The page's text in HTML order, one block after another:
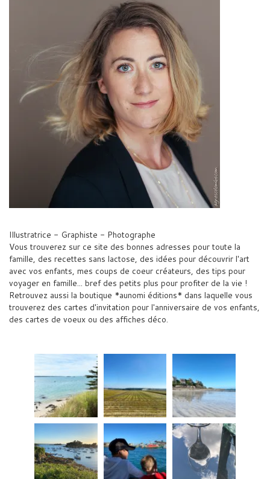
Illustratrice - Graphiste - Photographe
Vous trouverez sur ce site des bonnes adresses pour toute la
famille, des recettes sans lactose, des idées pour découvrir l'art
avec vos enfants, mes coups de coeur créateurs, des tips pour
voyager en famille... bref des petits plus pour profiter de la vie !
Retrouvez aussi la boutique *aunomi éditions* dans laquelle vous
trouverez des cartes d'invitation pour l'anniversaire de vos enfants,
des cartes de voeux ou des affiches déco.